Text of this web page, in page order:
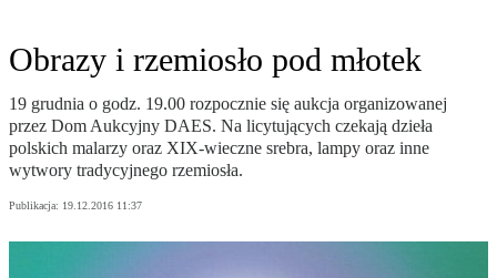
Obrazy i rzemiosło pod młotek
19 grudnia o godz. 19.00 rozpocznie się aukcja organizowanej
przez Dom Aukcyjny DAES. Na licytujących czekają dzieła
polskich malarzy oraz XIX-wieczne srebra, lampy oraz inne
wytwory tradycyjnego rzemiosła.
Publikacja: 19.12.2016 11:37